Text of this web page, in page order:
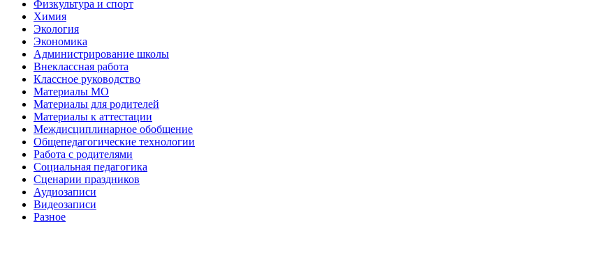
Физкультура и спорт
Химия
Экология
Экономика
Администрирование школы
Внеклассная работа
Классное руководство
Материалы МО
Материалы для родителей
Материалы к аттестации
Междисциплинарное обобщение
Общепедагогические технологии
Работа с родителями
Социальная педагогика
Сценарии праздников
Аудиозаписи
Видеозаписи
Разное